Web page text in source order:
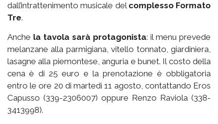
dall’intrattenimento musicale del complesso Formato
Tre.
Anche la tavola sarà protagonista: il menu prevede
melanzane alla parmigiana, vitello tonnato, giardiniera,
lasagne alla piemontese, anguria e bunet. Il costo della
cena è di 25 euro e la prenotazione è obbligatoria
entro le ore 20 di martedì 11 agosto, contattando Eros
Capusso (339-2306007) oppure Renzo Raviola (338-
3413998).